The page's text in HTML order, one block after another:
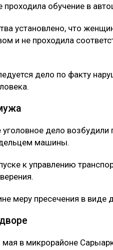
проходила обучение в
установлено, что
и не проходила
дело по факту
дело возбудили
машины.
к управлению
меру пресечения в виде
в микрорайоне